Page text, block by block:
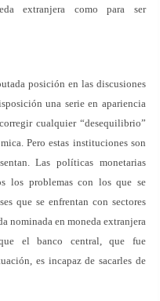
extranjera como para ser
posición en las discusiones
una serie en apariencia
cualquier “desequilibrio”
Pero estas instituciones son
Las políticas monetarias
los problemas con los que se
que se enfrentan con sectores
nominada en moneda extranjera
el banco central, que fue
es incapaz de sacarles de